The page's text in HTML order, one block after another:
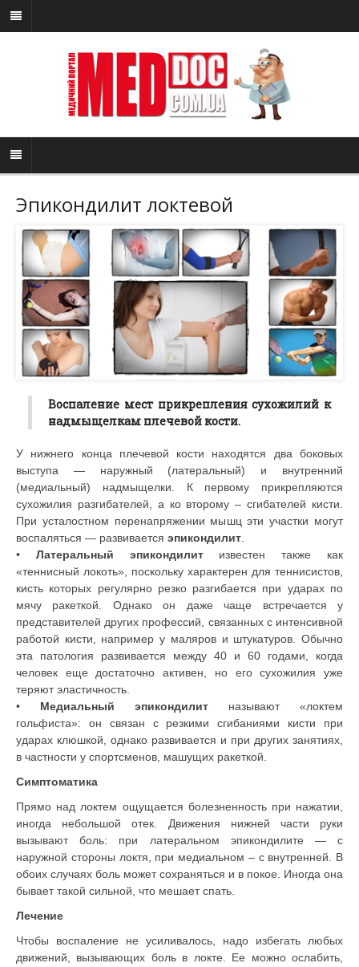
Эпикондилит локтевой
Воспаление мест прикрепления сухожилий к
надмыщелкам плечевой кости.
У нижнего конца плечевой кости находятся два боковых
выступа — наружный (латеральный) и внутренний
(медиальный) надмыщелки. К первому прикрепляются
сухожилия разгибателей, а ко второму – сгибателей кисти.
При усталостном перенапряжении мышц эти участки могут
воспаляться — развивается эпикондилит
• Латеральный эпикондилитизвестен также как
«теннисный локоть», поскольку характерен для теннисистов,
кисть которых регулярно резко разгибается при ударах по
мячу ракеткой. Однако он даже чаще встречается у
представителей других профессий, связанных с интенсивной
работой кисти, например у маляров и штукатуров. Обычно
эта патология развивается между 40 и 60 годами, когда
человек еще достаточно активен, но его сухожилия уже
теряют эластичность.
• Медиальный эпикондилит называют «локтем
гольфиста»: он связан с резкими сгибаниями кисти при
ударах клюшкой, однако развивается и при других занятиях,
в частности у спортсменов, машущих ракеткой.
Симптоматика
Прямо над локтем ощущается болезненность при нажатии,
иногда небольшой отек. Движения нижней части руки
вызывают боль: при латеральном эпикондилите — с
наружной стороны локтя, при медиальном – с внутренней. В
обоих случаях боль может сохраняться и в покое. Иногда она
бывает такой сильной, что мешает спать.
Лечение
Чтобы воспаление не усиливалось, надо избегать любых
движений, вызывающих боль в локте. Ее можно ослабить,